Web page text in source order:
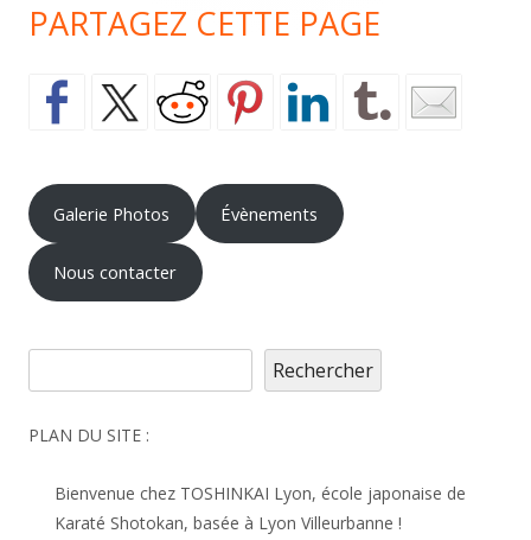
PARTAGEZ CETTE PAGE
Galerie Photos Évènements
Nous contacter
Rechercher
PLAN DU SITE :
Bienvenue chez TOSHINKAI Lyon, école japonaise de
Karaté Shotokan, basée à Lyon Villeurbanne !